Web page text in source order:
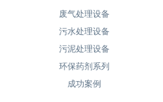
废气处理设备
污水处理设备
污泥处理设备
环保药剂系列
成功案例